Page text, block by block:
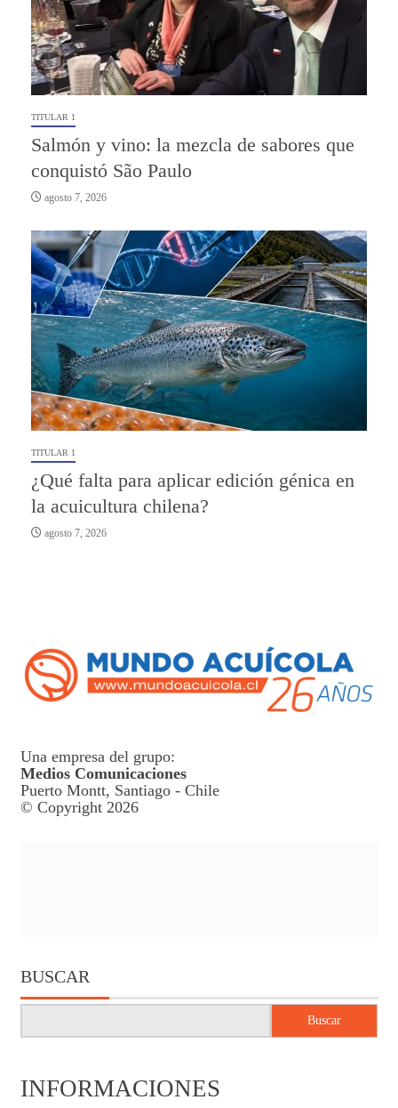
TITULAR 1
Salmón y vino: la mezcla de sabores que
conquistó São Paulo
agosto 7, 2026
TITULAR 1
¿Qué falta para aplicar edición génica en
la acuicultura chilena?
agosto 7, 2026
Una empresa del grupo:
Medios Comunicaciones
Puerto Montt, Santiago - Chile
© Copyright 2026
BUSCAR
Buscar
INFORMACIONES